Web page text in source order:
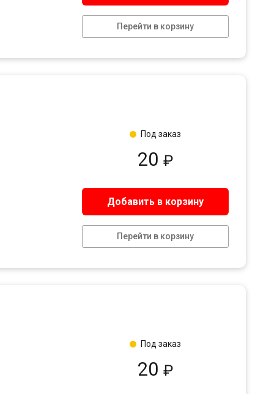
Перейти в корзину
20 ₽
Добавить в корзину
Перейти в корзину
Под заказ
20 ₽
Под заказ